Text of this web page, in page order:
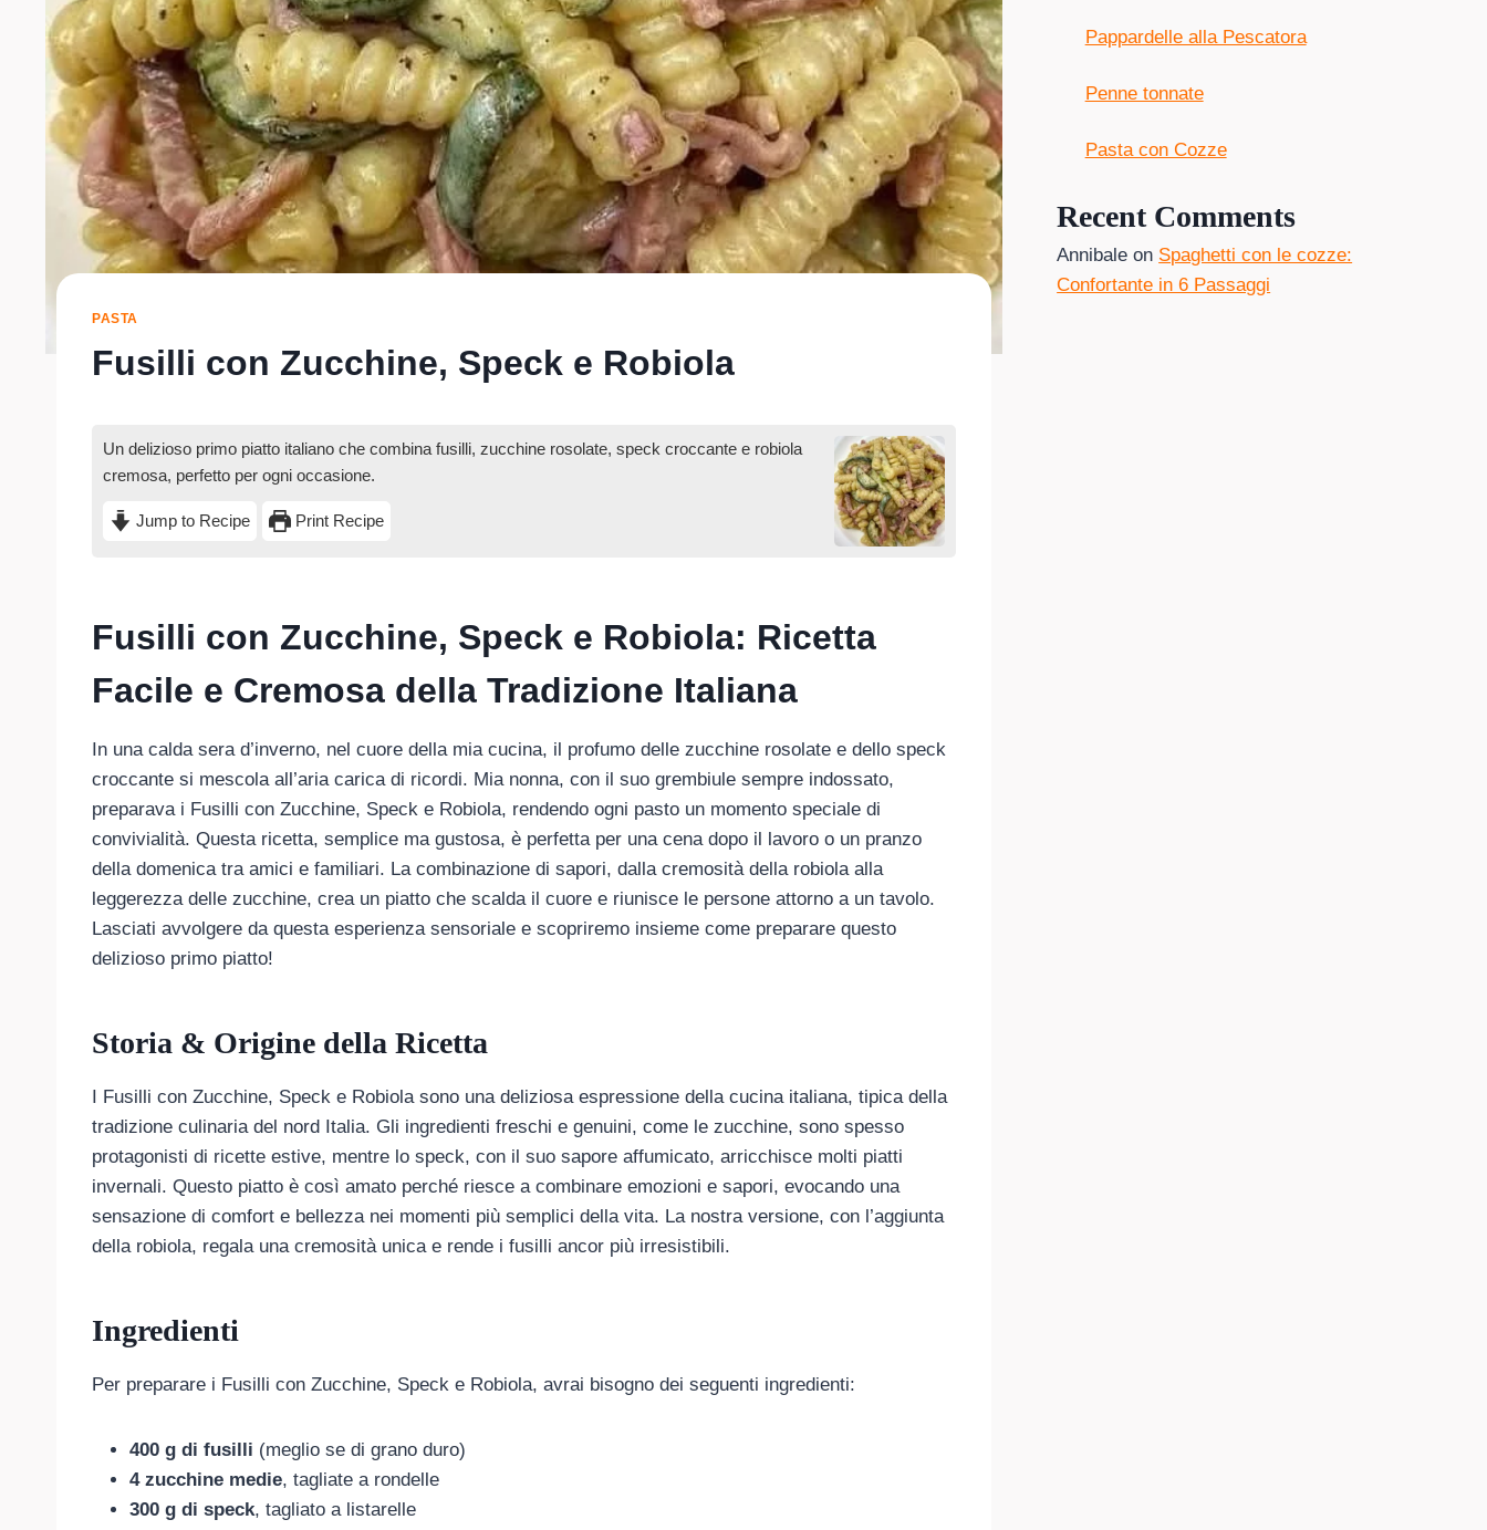
PASTA
Fusilli con Zucchine, Speck e Robiola
Un delizioso primo piatto italiano che combina fusilli, zucchine rosolate, speck croccante e robiola
cremosa, perfetto per ogni occasione.
Jump to Recipe Print Recipe
Fusilli con Zucchine, Speck e Robiola: Ricetta
Facile e Cremosa della Tradizione Italiana
In una calda sera d’inverno, nel cuore della mia cucina, il profumo delle zucchine rosolate e dello speck
croccante si mescola all’aria carica di ricordi. Mia nonna, con il suo grembiule sempre indossato,
preparava i Fusilli con Zucchine, Speck e Robiola, rendendo ogni pasto un momento speciale di
convivialità. Questa ricetta, semplice ma gustosa, è perfetta per una cena dopo il lavoro o un pranzo
della domenica tra amici e familiari. La combinazione di sapori, dalla cremosità della robiola alla
leggerezza delle zucchine, crea un piatto che scalda il cuore e riunisce le persone attorno a un tavolo.
Lasciati avvolgere da questa esperienza sensoriale e scopriremo insieme come preparare questo
delizioso primo piatto!
Storia & Origine della Ricetta
I Fusilli con Zucchine, Speck e Robiola sono una deliziosa espressione della cucina italiana, tipica della
tradizione culinaria del nord Italia. Gli ingredienti freschi e genuini, come le zucchine, sono spesso
protagonisti di ricette estive, mentre lo speck, con il suo sapore affumicato, arricchisce molti piatti
invernali. Questo piatto è così amato perché riesce a combinare emozioni e sapori, evocando una
sensazione di comfort e bellezza nei momenti più semplici della vita. La nostra versione, con l’aggiunta
della robiola, regala una cremosità unica e rende i fusilli ancor più irresistibili.
Ingredienti
Per preparare i Fusilli con Zucchine, Speck e Robiola, avrai bisogno dei seguenti ingredienti:
400 g di fusilli (meglio se di grano duro)
4 zucchine medie, tagliate a rondelle
300 g di speck, tagliato a listarelle
Pappardelle alla Pescatora
Penne tonnate
Pasta con Cozze
Recent Comments
Annibale on Spaghetti con le cozze:
Confortante in 6 Passaggi